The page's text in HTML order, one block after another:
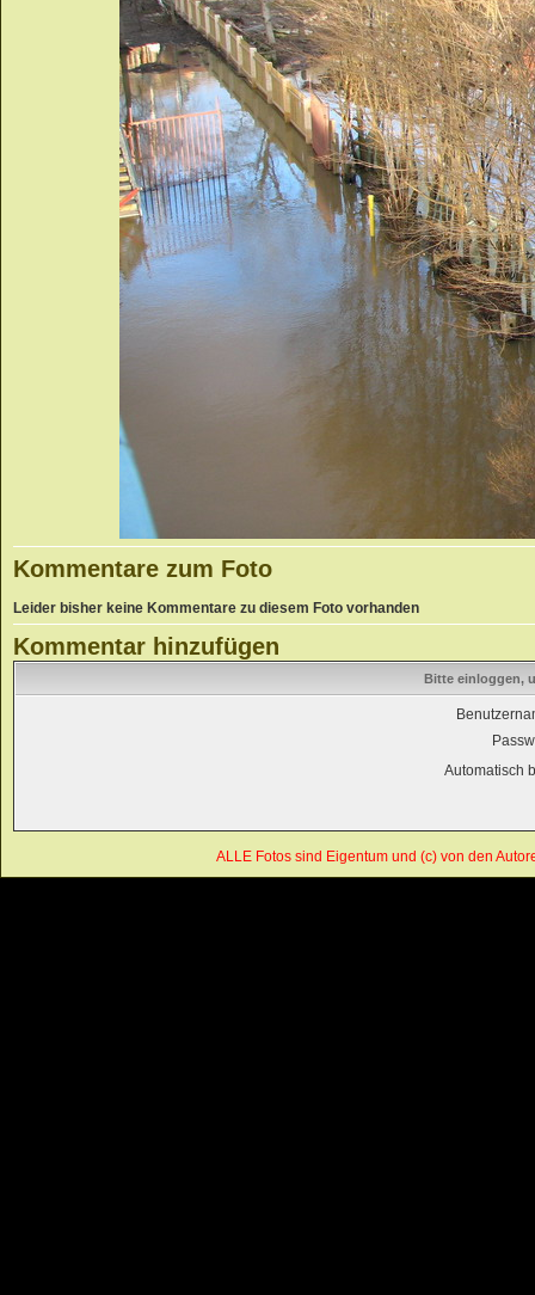
Kommentare zum Foto
Leider bisher keine Kommentare zu diesem Foto vorhanden
Kommentar hinzufügen
Bitte einloggen,
Automatisch
ALLE Fotos sind Eigentum und (c) von den